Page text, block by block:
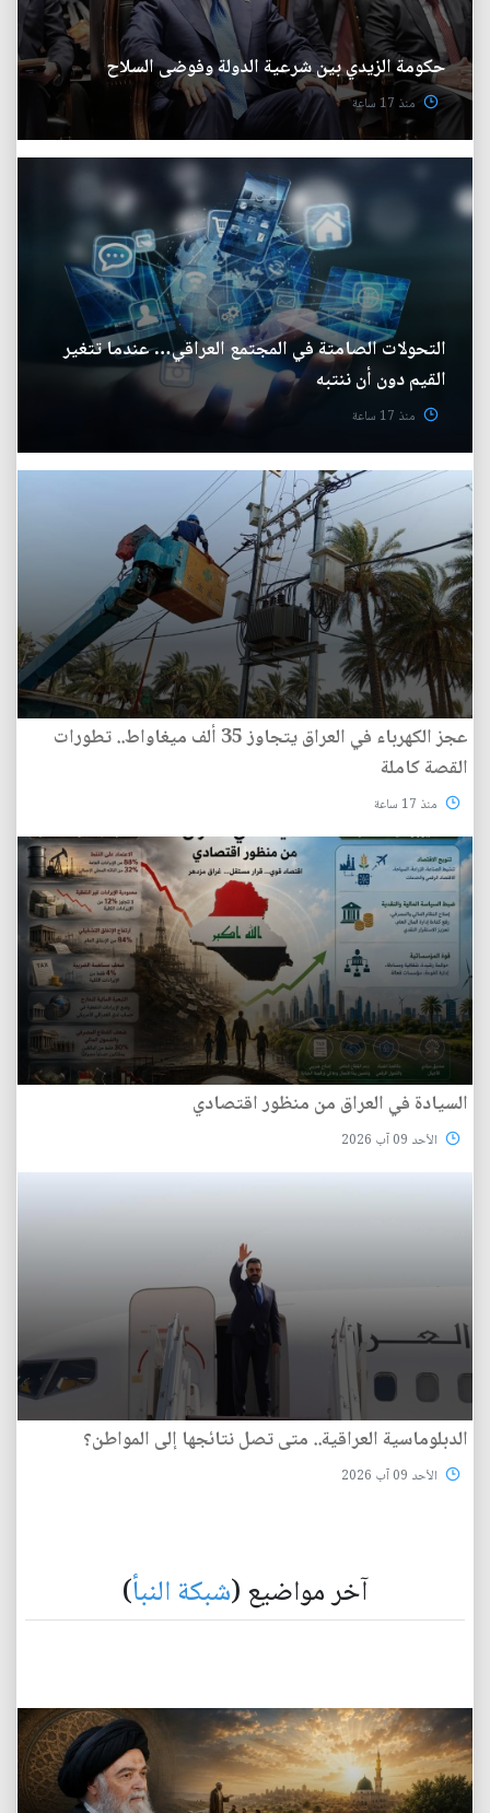
حكومة الزيدي بين شرعية الدولة وفوضى السلاح
منذ 17 ساعة
التحولات الصامتة في المجتمع العراقي… عندما تتغير
القيم دون أن ننتبه
منذ 17 ساعة
عجز الكهرباء في العراق يتجاوز 35 ألف ميغاواط.. تطورات
القصة كاملة
منذ 17 ساعة
السيادة في العراق من منظور اقتصادي
الأحد 09 آب 2026
الدبلوماسية العراقية.. متى تصل نتائجها إلى المواطن؟
الأحد 09 آب 2026
آخر مواضيع (شبكة النبأ)